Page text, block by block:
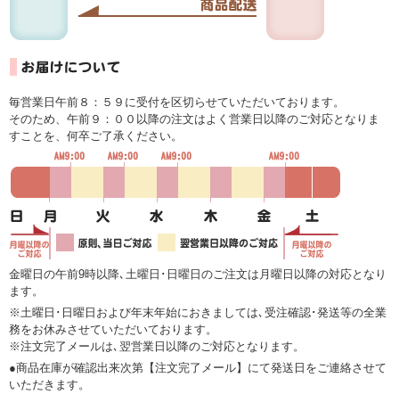
毎営業日午前８：５９に受付を区切らせていただいております。
そのため、午前９：００以降の注文はよく営業日以降のご対応となりま
すことを、何卒ご了承ください。
金曜日の午前9時以降､土曜日･日曜日のご注文は月曜日以降の対応となり
ます。
※土曜日･日曜日および年末年始におきましては､受注確認･発送等の全業
務をお休みさせていただいております。
※注文完了メールは､翌営業日以降のご対応となります。
●商品在庫が確認出来次第【注文完了メール】にて発送日をご連絡させて
いただきます。